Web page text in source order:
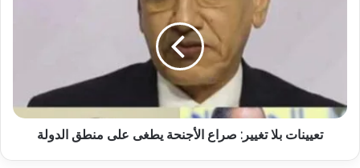
تعيينات بلا تغيير: صراع الأجنحة يطغى على منطق الدولة